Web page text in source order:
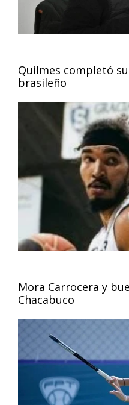
Quilmes completó
brasileño
Mora Carrocera y
Chacabuco